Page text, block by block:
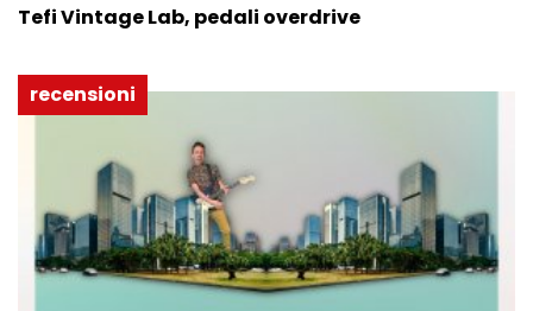
Tefi Vintage Lab, pedali overdrive
recensioni